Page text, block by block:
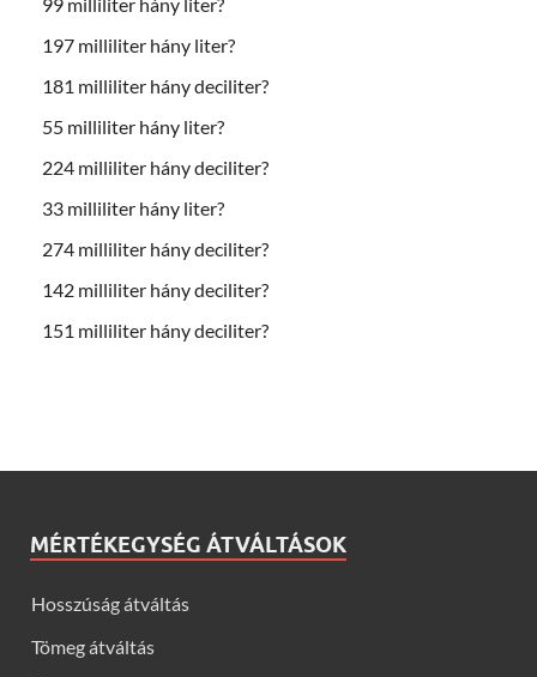
99 milliliter hány liter?
197 milliliter hány liter?
181 milliliter hány deciliter?
55 milliliter hány liter?
224 milliliter hány deciliter?
33 milliliter hány liter?
274 milliliter hány deciliter?
142 milliliter hány deciliter?
151 milliliter hány deciliter?
MÉRTÉKEGYSÉG ÁTVÁLTÁSOK
Hosszúság átváltás
Tömeg átváltás